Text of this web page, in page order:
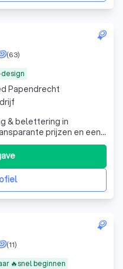
(63)
& belettering in
prijzen en een
Papendrecht
🔥snel beginnen
(11)